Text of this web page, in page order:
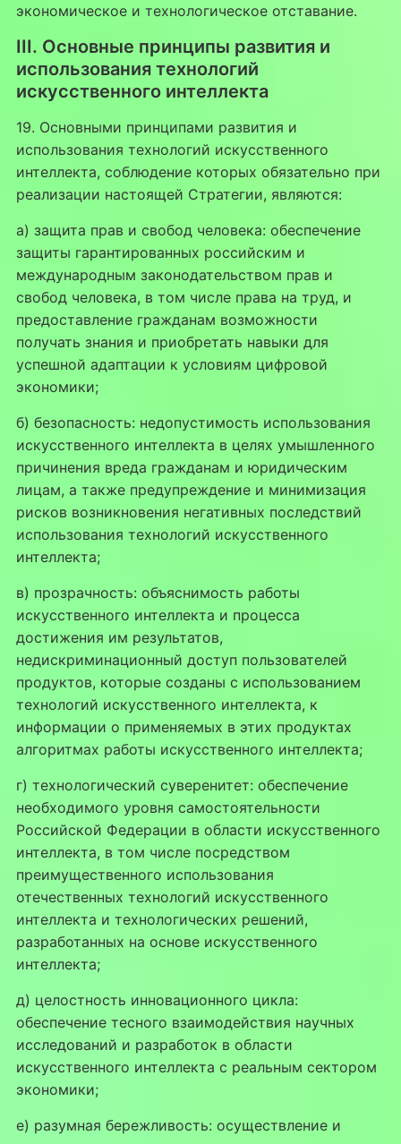
экономическое и технологическое отставание.
III. Основные принципы развития и
использования технологий
искусственного интеллекта
19. Основными принципами развития и
использования технологий искусственного
интеллекта, соблюдение которых обязательно при
реализации настоящей Стратегии, являются:
а) защита прав и свобод человека: обеспечение
защиты гарантированных российским и
международным законодательством прав и
свобод человека, в том числе права на труд, и
предоставление гражданам возможности
получать знания и приобретать навыки для
успешной адаптации к условиям цифровой
экономики;
б) безопасность: недопустимость использования
искусственного интеллекта в целях умышленного
причинения вреда гражданам и юридическим
лицам, а также предупреждение и минимизация
рисков возникновения негативных последствий
использования технологий искусственного
интеллекта;
в) прозрачность: объяснимость работы
искусственного интеллекта и процесса
достижения им результатов,
недискриминационный доступ пользователей
продуктов, которые созданы с использованием
технологий искусственного интеллекта, к
информации о применяемых в этих продуктах
алгоритмах работы искусственного интеллекта;
г) технологический суверенитет: обеспечение
необходимого уровня самостоятельности
Российской Федерации в области искусственного
интеллекта, в том числе посредством
преимущественного использования
отечественных технологий искусственного
интеллекта и технологических решений,
разработанных на основе искусственного
интеллекта;
д) целостность инновационного цикла:
обеспечение тесного взаимодействия научных
исследований и разработок в области
искусственного интеллекта с реальным сектором
экономики;
е) разумная бережливость: осуществление и